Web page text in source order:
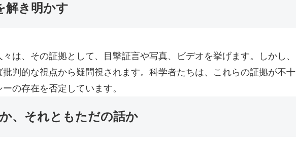
解き明かす
は、その証拠として、目撃証言や写真、ビデオを挙げます。しかし、
判的な視点から疑問視されます。科学者たちは、これらの証拠が不十
の存在を否定しています。
、それともただの話か